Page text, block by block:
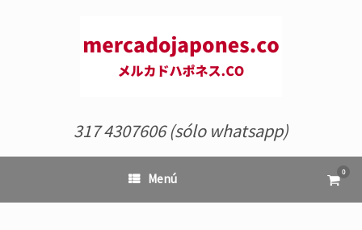
317 4307606 (sólo whatsapp)
Menú Ver
el
0